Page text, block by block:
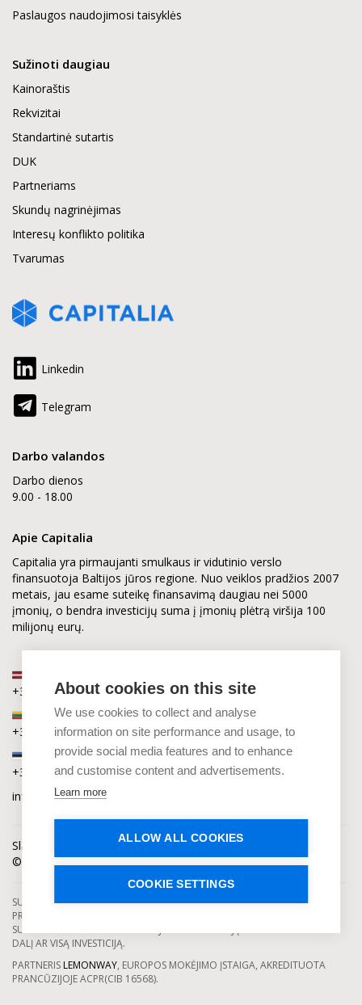
About cookies on this site
We use cookies to collect and analyse
information on site performance and usage, to
provide social media features and to enhance
and customise content and advertisements.
Learn more
ALLOW ALL COOKIES
COOKIE SETTINGS
Paslaugos naudojimosi taisyklės
Sužinoti daugiau
Kainoraštis
Rekvizitai
Standartinė sutartis
DUK
Partneriams
Skundų nagrinėjimas
Interesų konflikto politika
Tvarumas
Linkedin
Telegram
Darbo valandos
Darbo dienos
9.00 - 18.00
Apie Capitalia
Capitalia yra pirmaujanti smulkaus ir vidutinio verslo
finansuotoja Baltijos jūros regione. Nuo veiklos pradžios 2007
metais, jau esame suteikę finansavimą daugiau nei 5000
įmonių, o bendra investicijų suma į įmonių plėtrą viršija 100
milijonų eurų.
+371 2880 0880
Lietuva
+370 6168 0880
Estija
+372 5864 0880
info@capitalia.com
Slapukų privatumas Naujienos Kontaktai
© Capitalia 2009-2026. Teisės saugomos.
SUTELKTINIO FINANSAVIMO PASLAUGAS TEIKIA SE CAPITALIA, KURI YRA
PRIŽIŪRIMA IR LICENCIJUOTA LATVIJOS BANKO. INVESTAVIMAS Į
SUTELKTINIO FINANSAVIMO PROJEKTUS YRA SUSIJĘS SU RIZIKA PRARASTI
DALĮ AR VISĄ INVESTICIJĄ.
PARTNERIS LEMONWAY, EUROPOS MOKĖJIMO ĮSTAIGA, AKREDITUOTA
PRANCŪZIJOJE ACPR(CIB 16568).